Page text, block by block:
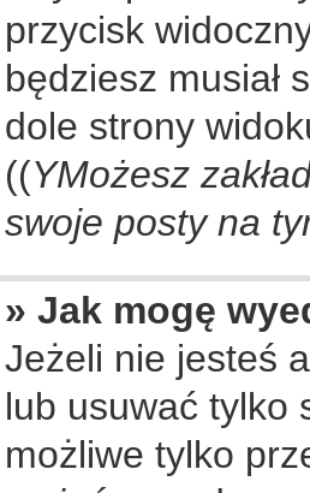
przycisk
będziesz musiał
dole strony
((YMożesz
swoje posty na
» Jak mogę
Jeżeli nie jesteś
lub usuwać tylko
możliwe tylko